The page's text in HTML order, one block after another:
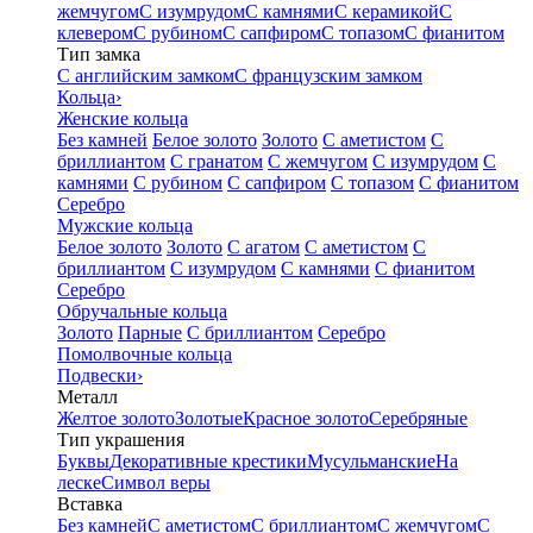
жемчугомС изумрудомС камнямиС керамикойС
клеверомС рубиномС сапфиромС топазомС фианитом
Тип замка
С английским замкомС французским замком
Кольца›
Женские кольца
Без камней Белое золото Золото С аметистом С
бриллиантом С гранатом С жемчугом С изумрудом С
камнями С рубином С сапфиром С топазом С фианитом
Серебро
Мужские кольца
Белое золото Золото С агатом С аметистом С
бриллиантом С изумрудом С камнями С фианитом
Серебро
Обручальные кольца
Золото Парные С бриллиантом Серебро
Помолвочные кольца
Подвески›
Металл
Желтое золотоЗолотыеКрасное золотоСеребряные
Тип украшения
БуквыДекоративные крестикиМусульманскиеНа
лескеСимвол веры
Вставка
Без камнейС аметистомС бриллиантомС жемчугомС